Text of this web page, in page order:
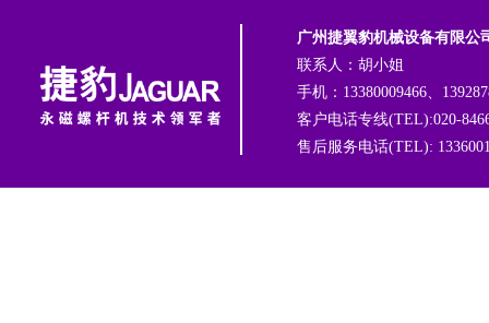
广州捷翼豹机械设备有限公
联系人：胡小姐
手机：13380009466、
客户电话专线(TEL):020-
售后服务电话(TEL):